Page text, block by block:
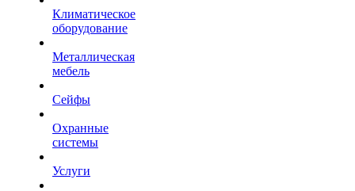
Климатическое
оборудование
Металлическая
мебель
Сейфы
Охранные
системы
Услуги